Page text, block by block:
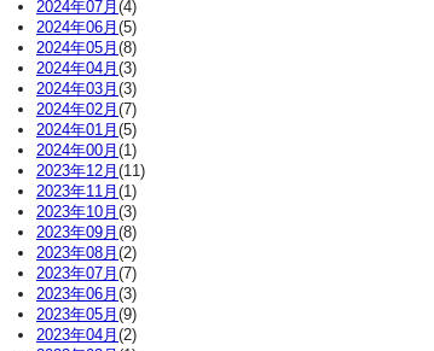
2024年07月(4)
2024年06月(5)
2024年05月(8)
2024年04月(3)
2024年03月(3)
2024年02月(7)
2024年01月(5)
2024年00月(1)
2023年12月(11)
2023年11月(1)
2023年10月(3)
2023年09月(8)
2023年08月(2)
2023年07月(7)
2023年06月(3)
2023年05月(9)
2023年04月(2)